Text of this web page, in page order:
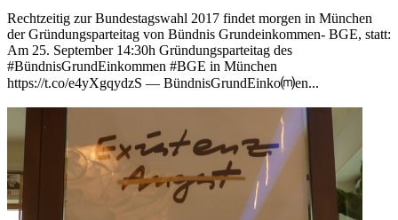
Rechtzeitig zur Bundestagswahl 2017 findet morgen in München
der Gründungsparteitag von Bündnis Grundeinkommen- BGE, statt:
Am 25. September 14:30h Gründungsparteitag des
#BündnisGrundEinkommen #BGE in München
https://t.co/e4yXgqydzS — BündnisGrundEinko⒨en...